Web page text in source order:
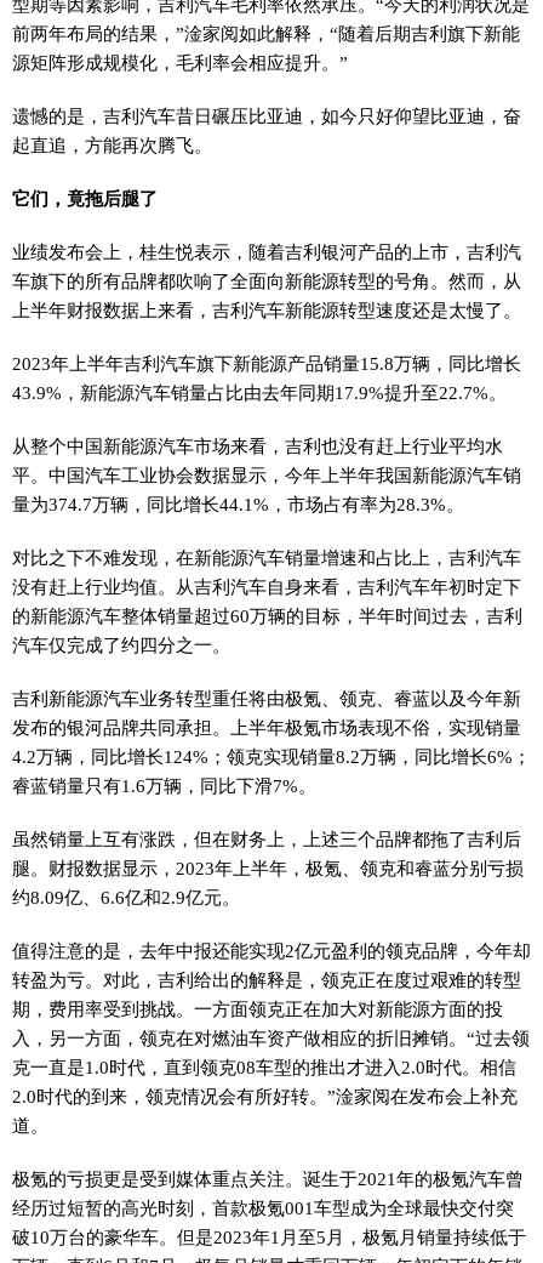
型期等因素影响，吉利汽车毛利率依然承压。“今天的利润状况是
前两年布局的结果，”淦家阅如此解释，“随着后期吉利旗下新能
源矩阵形成规模化，毛利率会相应提升。”
遗憾的是，吉利汽车昔日碾压比亚迪，如今只好仰望比亚迪，奋
起直追，方能再次腾飞。
它们，竟拖后腿了
业绩发布会上，桂生悦表示，随着吉利银河产品的上市，吉利汽
车旗下的所有品牌都吹响了全面向新能源转型的号角。然而，从
上半年财报数据上来看，吉利汽车新能源转型速度还是太慢了。
2023年上半年吉利汽车旗下新能源产品销量15.8万辆，同比增长
43.9%，新能源汽车销量占比由去年同期17.9%提升至22.7%。
从整个中国新能源汽车市场来看，吉利也没有赶上行业平均水
平。中国汽车工业协会数据显示，今年上半年我国新能源汽车销
量为374.7万辆，同比增长44.1%，市场占有率为28.3%。
对比之下不难发现，在新能源汽车销量增速和占比上，吉利汽车
没有赶上行业均值。从吉利汽车自身来看，吉利汽车年初时定下
的新能源汽车整体销量超过60万辆的目标，半年时间过去，吉利
汽车仅完成了约四分之一。
吉利新能源汽车业务转型重任将由极氪、领克、睿蓝以及今年新
发布的银河品牌共同承担。上半年极氪市场表现不俗，实现销量
4.2万辆，同比增长124%；领克实现销量8.2万辆，同比增长6%；
睿蓝销量只有1.6万辆，同比下滑7%。
虽然销量上互有涨跌，但在财务上，上述三个品牌都拖了吉利后
腿。财报数据显示，2023年上半年，极氪、领克和睿蓝分别亏损
约8.09亿、6.6亿和2.9亿元。
值得注意的是，去年中报还能实现2亿元盈利的领克品牌，今年却
转盈为亏。对此，吉利给出的解释是，领克正在度过艰难的转型
期，费用率受到挑战。一方面领克正在加大对新能源方面的投
入，另一方面，领克在对燃油车资产做相应的折旧摊销。“过去领
克一直是1.0时代，直到领克08车型的推出才进入2.0时代。相信
2.0时代的到来，领克情况会有所好转。”淦家阅在发布会上补充
道。
极氪的亏损更是受到媒体重点关注。诞生于2021年的极氪汽车曾
经历过短暂的高光时刻，首款极氪001车型成为全球最快交付突
破10万台的豪华车。但是2023年1月至5月，极氪月销量持续低于